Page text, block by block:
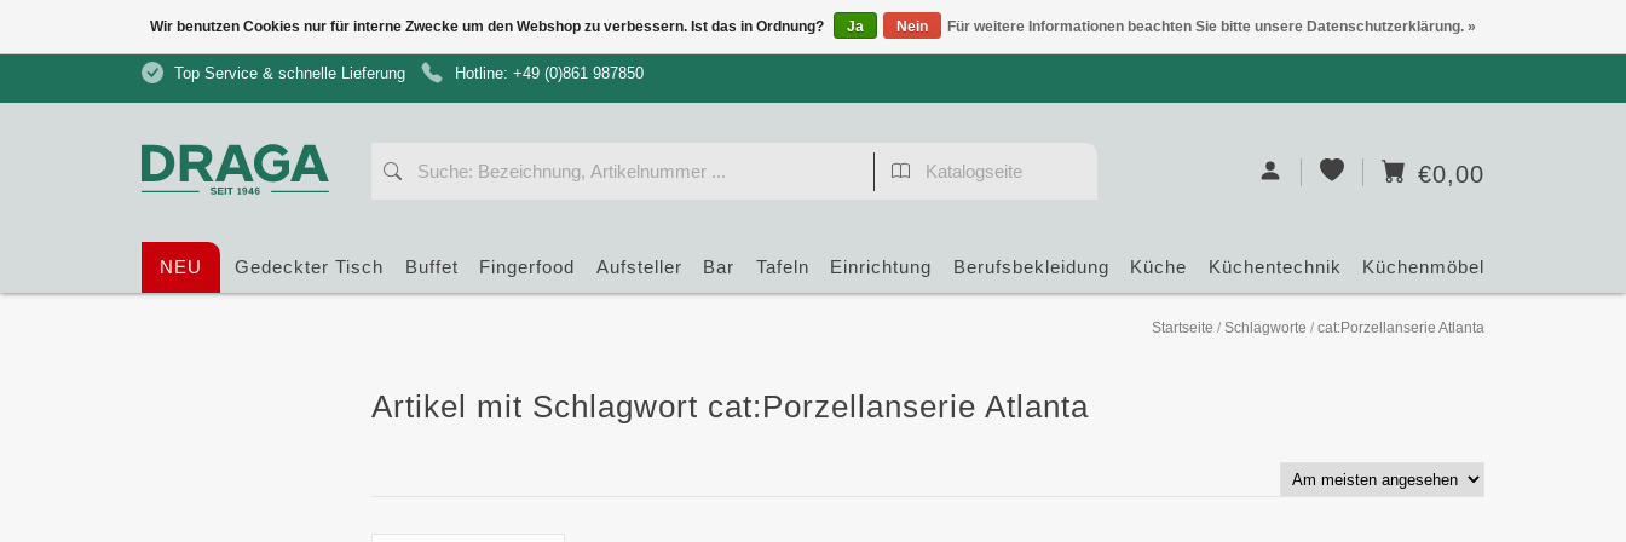
Top Service & schnelle Lieferung Hotline: +49 (0)861 987850
€0,00
NEU Gedeckter Tisch Buffet Fingerfood Aufsteller Bar Tafeln Einrichtung Berufsbekleidung Küche Küchentechnik Küchenmöbel
Startseite / Schlagworte / cat:Porzellanserie Atlanta
Artikel mit Schlagwort cat:Porzellanserie Atlanta
Wir benutzen Cookies nur für interne Zwecke um den Webshop zu verbessern. Ist das in Ordnung? Ja Nein Für weitere Informationen beachten Sie bitte unsere Datenschutzerklärung. »